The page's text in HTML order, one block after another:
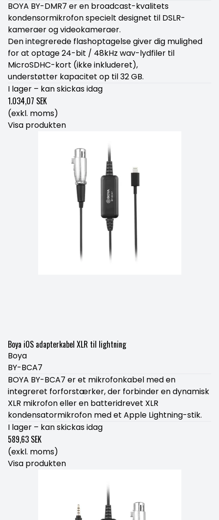
BOYA BY-DMR7 er en broadcast-kvalitets
kondensormikrofon specielt designet til DSLR-
kameraer og videokameraer.
Den integrerede flashoptagelse giver dig mulighed
for at optage 24-bit / 48kHz wav-lydfiler til
MicroSDHC-kort (ikke inkluderet),
understøtter kapacitet op til 32 GB.
I lager – kan skickas idag
1.034,07 SEK
(exkl. moms)
Visa produkten
Boya iOS adapterkabel XLR til lightning
Boya
BY-BCA7
BOYA BY-BCA7 er et mikrofonkabel med en
integreret forforstærker, der forbinder en dynamisk
XLR mikrofon eller en batteridrevet XLR
kondensatormikrofon med et Apple Lightning-stik.
I lager – kan skickas idag
589,63 SEK
(exkl. moms)
Visa produkten